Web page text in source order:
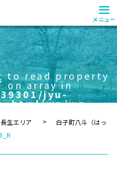
≡
メニュー
to read property
on array in
jyu-
wp/wp-
757
生エリア
白子町八斗（はっ